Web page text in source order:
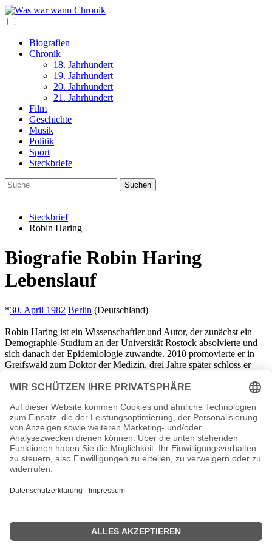
Biografien
Chronik
18. Jahrhundert
19. Jahrhundert
20. Jahrhundert
21. Jahrhundert
Film
Geschichte
Musik
Politik
Sport
Steckbriefe
Steckbrief
Robin Haring
Biografie Robin Haring
Lebenslauf
*30. April 1982 Berlin (Deutschland)
Robin Haring ist ein Wissenschaftler und Autor, der zunächst ein
Demographie-Studium an der Universität Rostock absolvierte und
sich danach der Epidemiologie zuwandte. 2010 promovierte er in
Greifswald zum Doktor der Medizin, drei Jahre später schloss er
Frage, welche Auswirkungen ein niedriger Testosteronspiegel auf
vergleichende Gesundheitswissenschaften an die Europäische
Fachhochschule (EUFH) berufen. SeitNovember 2016ist er
zusätzlich als Adjunct Professor an der Monash University
(Melbourne, Australien) tätig. Er schrieb bereits mehrere
populärwissenschaftliche Bücher. Sein erstes Buch trug den Titel
„Der überforderte Patient: Gesund bleiben im Zeitalter der
Hightech-Medizin“ und wurde 2014 veröffentlicht. 2018 brachte der
Ratgeberbuch „Ein Schnupfen ist kein Beinbruch: Warum weniger
Robin Haring Wiki, Herkunft, Geburtstag, verheiratet, Kinder etc.